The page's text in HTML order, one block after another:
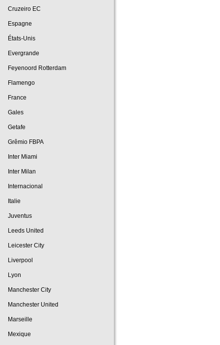
Cruzeiro EC
Espagne
États-Unis
Evergrande
Feyenoord Rotterdam
Flamengo
France
Gales
Getafe
Grêmio FBPA
Inter Miami
Inter Milan
Internacional
Italie
Juventus
Leeds United
Leicester City
Liverpool
Lyon
Manchester City
Manchester United
Marseille
Mexique